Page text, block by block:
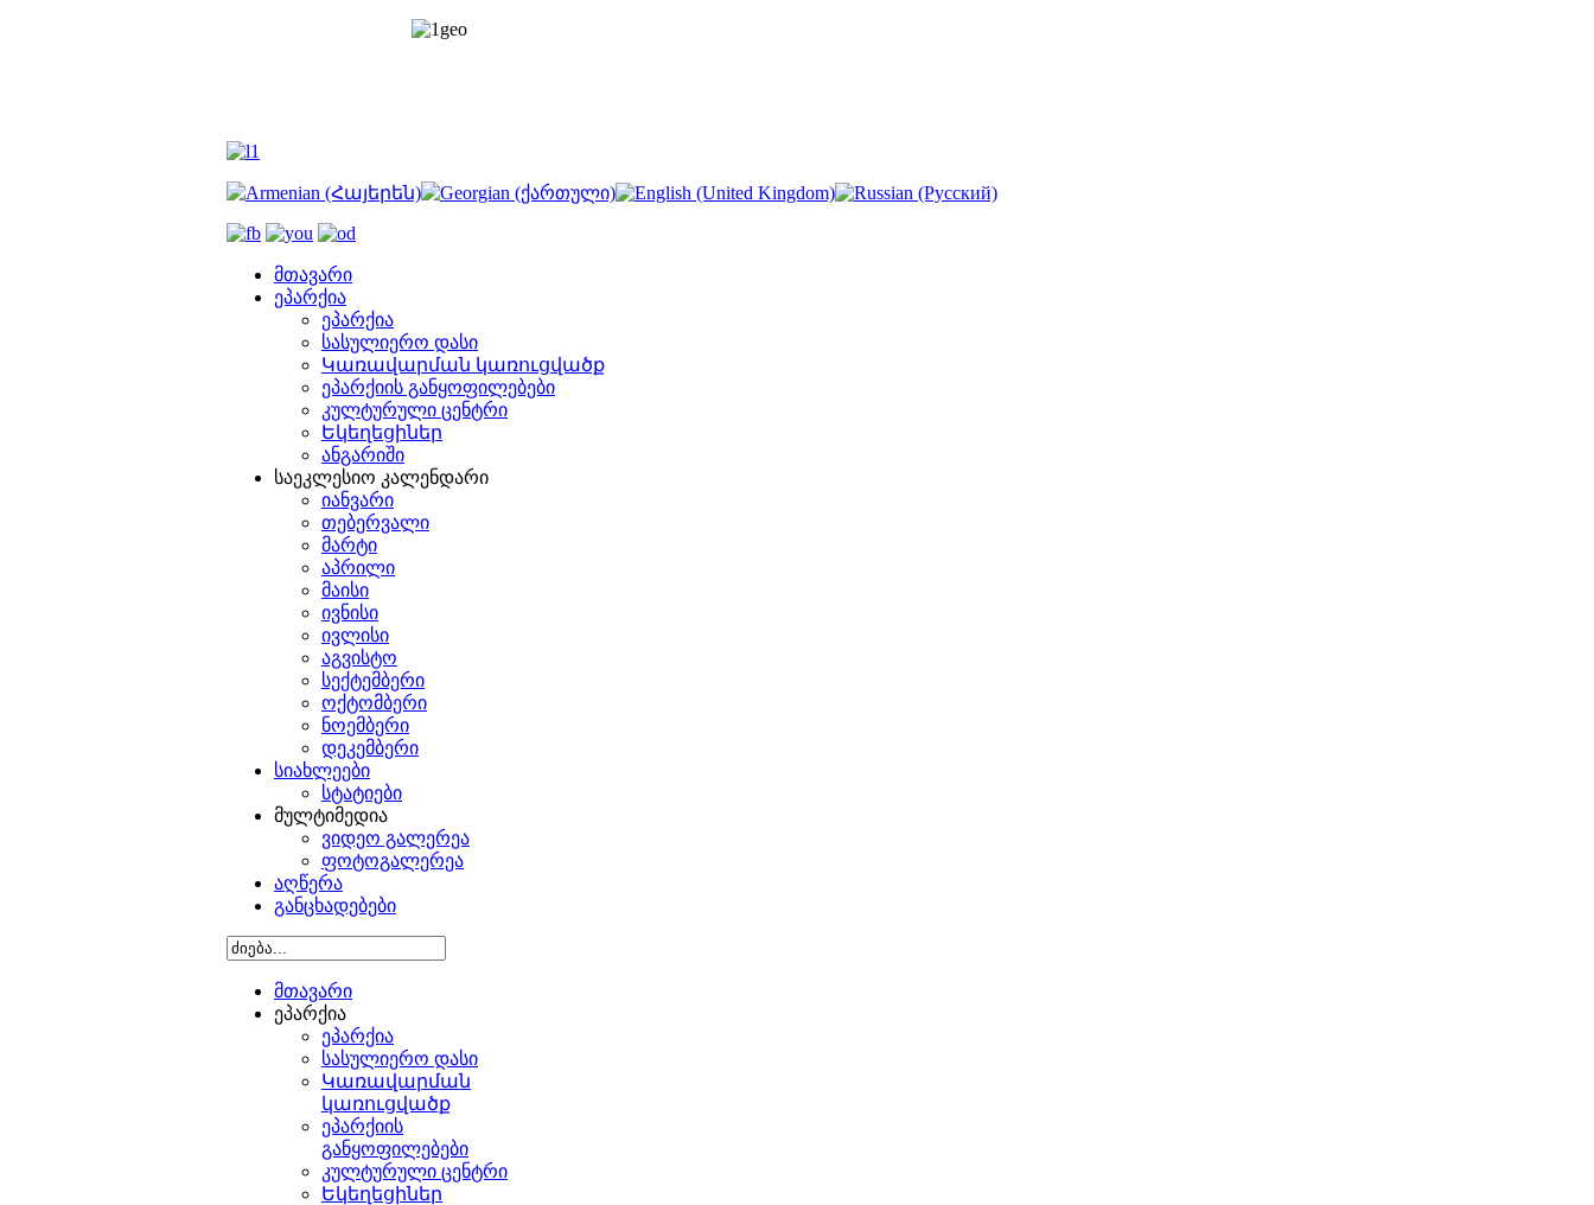
მთავარი
ეპარქია
ეპარქია
სასულიერო დასი
Կառավարման կառուցվածք
ეპარქიის განყოფილებები
კულტურული ცენტრი
Եկեղեցիներ
ანგარიში
საეკლესიო კალენდარი
იანვარი
თებერვალი
მარტი
აპრილი
მაისი
ივნისი
ივლისი
აგვისტო
სექტემბერი
ოქტომბერი
ნოემბერი
დეკემბერი
სიახლეები
სტატიები
მულტიმედია
ვიდეო გალერეა
ფოტოგალერეა
აღწერა
განცხადებები
მთავარი
ეპარქია
ეპარქია
სასულიერო დასი
Կառավարման
կառուցվածք
ეპარქიის
განყოფილებები
კულტურული ცენტრი
Եկեղեցիներ